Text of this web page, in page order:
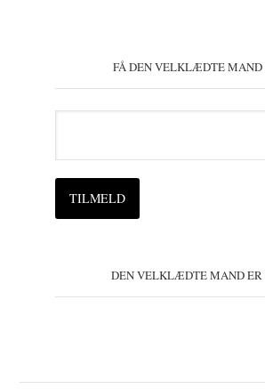
FÅ DEN VELKLÆDTE MAND
DEN VELKLÆDTE MAND